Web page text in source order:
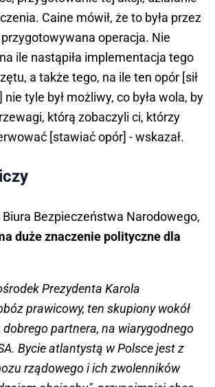
Caine mówił, że to była przez
operacja. Nie
ile nastąpiła implementacja tego
a także tego, na ile ten opór [sił
tyle był możliwy, co była wola, by
którą zobaczyli ci, którzy
[stawiać opór] - wskazał.
Bezpieczeństwa Narodowego,
duże znaczenie polityczne dla
Prezydenta Karola
prawicowy, ten skupiony wokół
dobrego partnera, na wiarygodnego
Bycie atlantystą w Polsce jest z
rządowego i ich zwolenników